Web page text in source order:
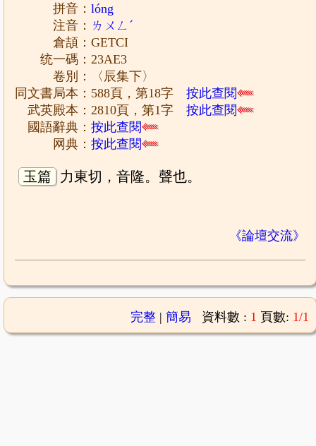
拼音：lóng
注音： ㄌㄨㄥˊ
倉頡：GETCI
统一碼：23AE3
卷別：〈辰集下〉
同文書局本：588頁，第18字按此查閱
武英殿本：2810頁，第1字按此查閱
國語辭典：按此查閱
网典：按此查閱
玉篇 力東切，音隆。聲也。
《論壇交流》
完整| 簡易 資料數 : 1 頁數: 1/1